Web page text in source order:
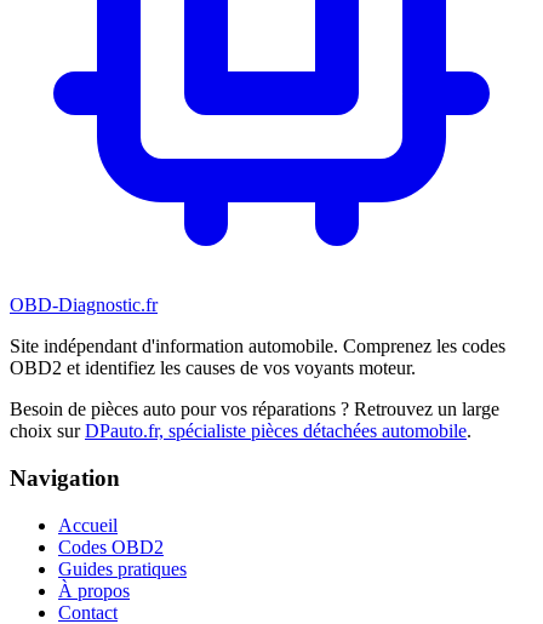
OBD-Diagnostic.fr
Site indépendant d'information automobile. Comprenez les codes
OBD2 et identifiez les causes de vos voyants moteur.
Besoin de pièces auto pour vos réparations ? Retrouvez un large
choix sur DPauto.fr, spécialiste pièces détachées automobile.
Navigation
Accueil
Codes OBD2
Guides pratiques
À propos
Contact